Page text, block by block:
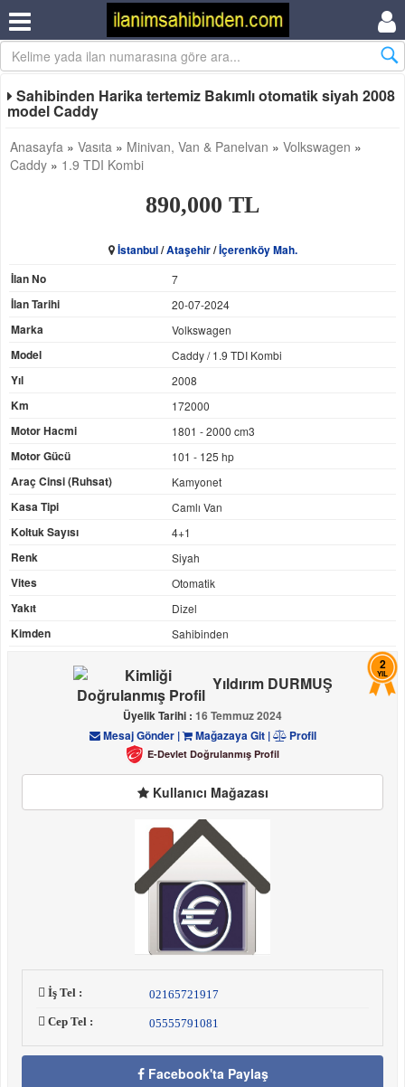
Sahibinden Harika tertemiz Bakımlı otomatik siyah 2008
model Caddy
Anasayfa » Vasıta » Minivan, Van & Panelvan » Volkswagen »
Caddy » 1.9 TDI Kombi
890,000 TL
İstanbul/Ataşehir/İçerenköy Mah.
İlan No
7
İlan Tarihi 20-07-2024
Marka Volkswagen
Model Caddy / 1.9 TDI Kombi
Yıl 2008
Km 172000
Motor Hacmi 1801 - 2000 cm3
Motor Gücü 101 - 125 hp
Araç Cinsi (Ruhsat) Kamyonet
Kasa Tipi Camlı Van
Koltuk Sayısı 4+1
Renk Siyah
Vites Otomatik
Yakıt Dizel
Kimden Sahibinden
2
YIL
Yıldırım DURMUŞ
Üyelik Tarihi : 16 Temmuz 2024
Mesaj Gönder| Mağazaya Git| Profil
E-Devlet Doğrulanmış Profil
Kullanıcı Mağazası
İş Tel :
02165721917
Cep Tel :
05555791081
Facebook'ta Paylaş